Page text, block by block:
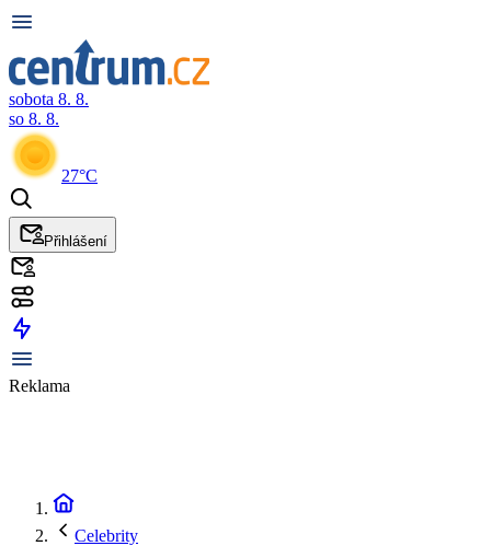
sobota 8. 8.
so 8. 8.
27°C
Přihlášení
Reklama
Celebrity